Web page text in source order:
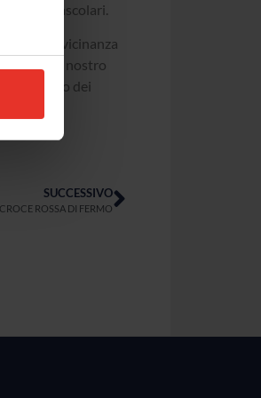
cardiovascolari.
affetto e vicinanza
il nostro
uno dei
SUCCESSIVO
ROSSA DI FERMO